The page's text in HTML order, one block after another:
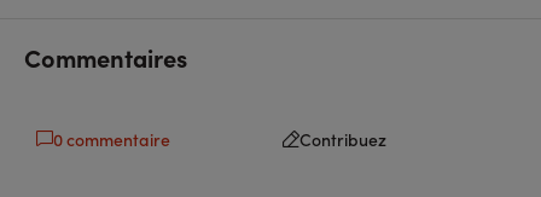
Commentaires
0 commentaire Contribuez